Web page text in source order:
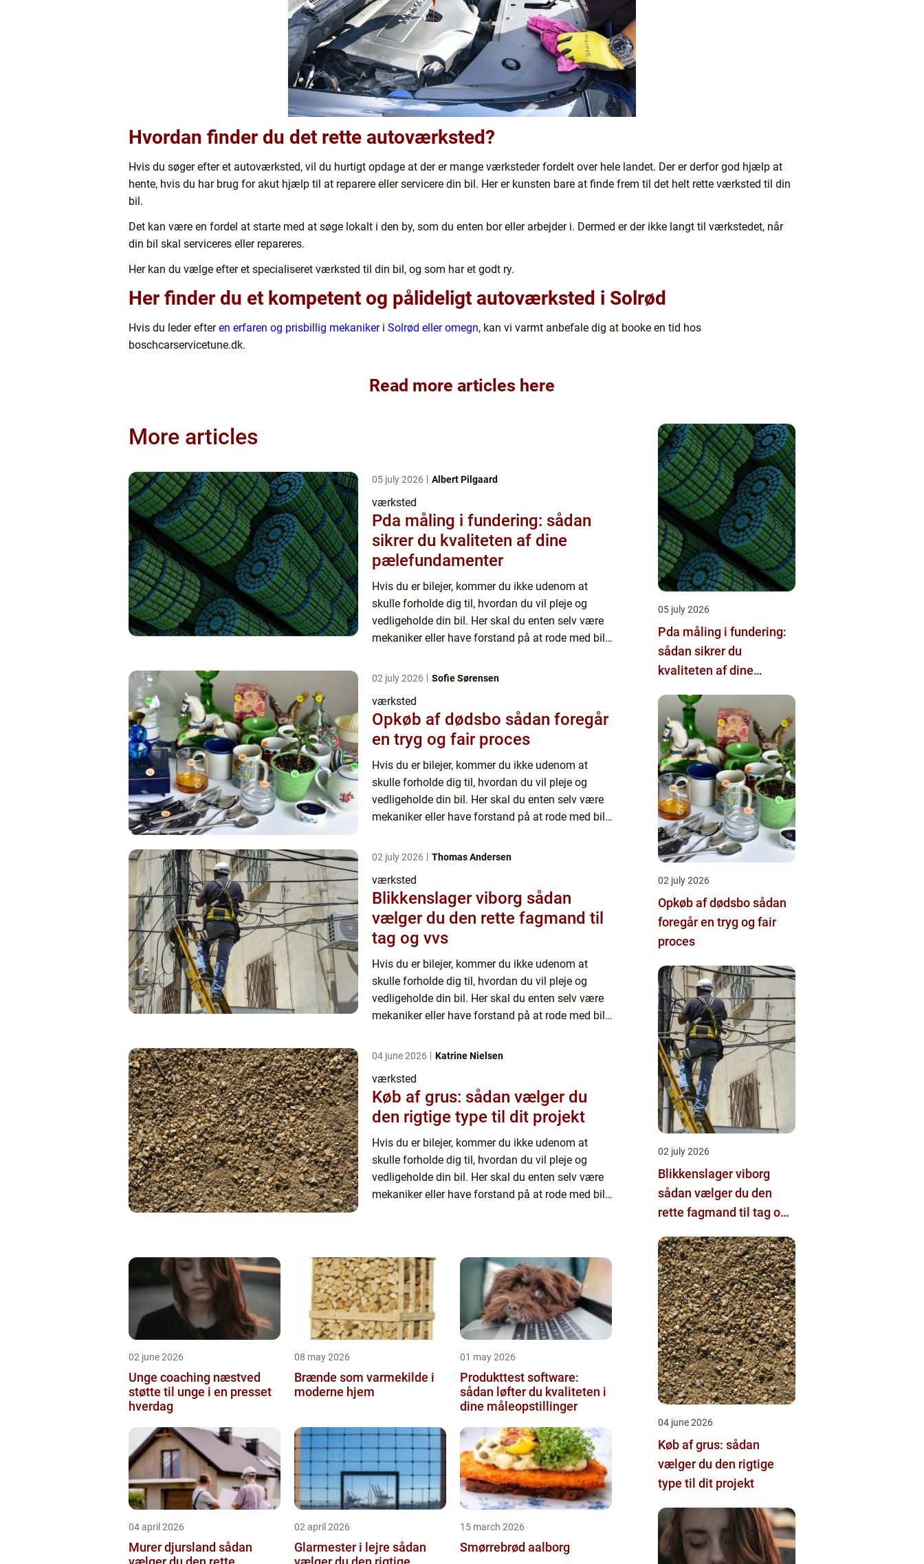
Hvordan finder du det rette autoværksted?
Hvis du søger efter et autoværksted, vil du hurtigt opdage at der er mange værksteder fordelt over hele landet. Der er derfor god hjælp at
hente, hvis du har brug for akut hjælp til at reparere eller servicere din bil. Her er kunsten bare at finde frem til det helt rette værksted til din
bil.
Det kan være en fordel at starte med at søge lokalt i den by, som du enten bor eller arbejder i. Dermed er der ikke langt til værkstedet, når
din bil skal serviceres eller repareres.
Her kan du vælge efter et specialiseret værksted til din bil, og som har et godt ry.
Her finder du et kompetent og pålideligt autoværksted i Solrød
Hvis du leder efteren erfaren og prisbillig mekaniker i Solrød eller omegn, kan vi varmt anbefale dig at booke en tid hos
boschcarservicetune.dk.
Read more articles here
More articles
05 july 2026 Albert Pilgaard
værksted
Pda måling i fundering: sådan
sikrer du kvaliteten af dine
pælefundamenter
Hvis du er bilejer, kommer du ikke udenom at
skulle forholde dig til, hvordan du vil pleje og
vedligeholde din bil. Her skal du enten selv være
mekaniker eller have forstand på at rode med biler,
Ifølge...
02 july 2026 Sofie Sørensen
værksted
Opkøb af dødsbo sådan foregår
en tryg og fair proces
Hvis du er bilejer, kommer du ikke udenom at
skulle forholde dig til, hvordan du vil pleje og
vedligeholde din bil. Her skal du enten selv være
mekaniker eller have forstand på at rode med biler,
Ifølge...
02 july 2026 Thomas Andersen
værksted
Blikkenslager viborg sådan
vælger du den rette fagmand til
tag og vvs
Hvis du er bilejer, kommer du ikke udenom at
skulle forholde dig til, hvordan du vil pleje og
vedligeholde din bil. Her skal du enten selv være
mekaniker eller have forstand på at rode med biler,
Ifølge...
04 june 2026 Katrine Nielsen
værksted
Køb af grus: sådan vælger du
den rigtige type til dit projekt
Hvis du er bilejer, kommer du ikke udenom at
skulle forholde dig til, hvordan du vil pleje og
vedligeholde din bil. Her skal du enten selv være
mekaniker eller have forstand på at rode med biler,
02 june 2026
Unge coaching næstved
støtte til unge i en presset
hverdag
08 may 2026
Brænde som varmekilde i
moderne hjem
01 may 2026
Produkttest software:
sådan løfter du kvaliteten i
dine måleopstillinger
04 april 2026
Murer djursland sådan
02 april 2026
Glarmester i lejre sådan
15 march 2026
Smørrebrød aalborg
05 july 2026
Pda måling i fundering:
sådan sikrer du
kvaliteten af dine
02 july 2026
Opkøb af dødsbo sådan
foregår en tryg og fair
proces
02 july 2026
Blikkenslager viborg
sådan vælger du den
rette fagmand til tag og
04 june 2026
Køb af grus: sådan
vælger du den rigtige
type til dit projekt